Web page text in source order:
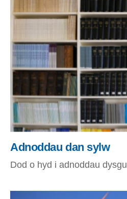
Adnoddau dan sylw
Dod o hyd i adnoddau